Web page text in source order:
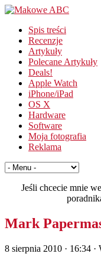
Spis treści
Recenzje
Artykuły
Polecane Artykuły
Deals!
Apple Watch
iPhone/iPad
OS X
Hardware
Software
Moja fotografia
Reklama
Jeśli chcecie mnie
Mark
8 sierpnia 2010 · 16:34 ·